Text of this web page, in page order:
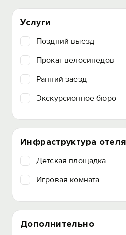
Услуги
Поздний выезд
Прокат велосипедов
Ранний заезд
Экскурсионное бюро
Инфраструктура отеля
Детская площадка
Игровая комната
Дополнительно